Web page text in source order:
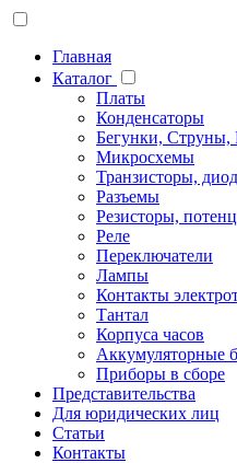
Главная
Каталог
Платы
Конденсаторы
Бегунки, Струны,
Микросхемы
Транзисторы,
Разъемы
Резисторы,
Реле
Переключатели
Лампы
Контакты
Тантал
Корпуса часов
Аккумуляторные
Приборы в сборе
Представительства
Для юридических лиц
Статьи
Контакты